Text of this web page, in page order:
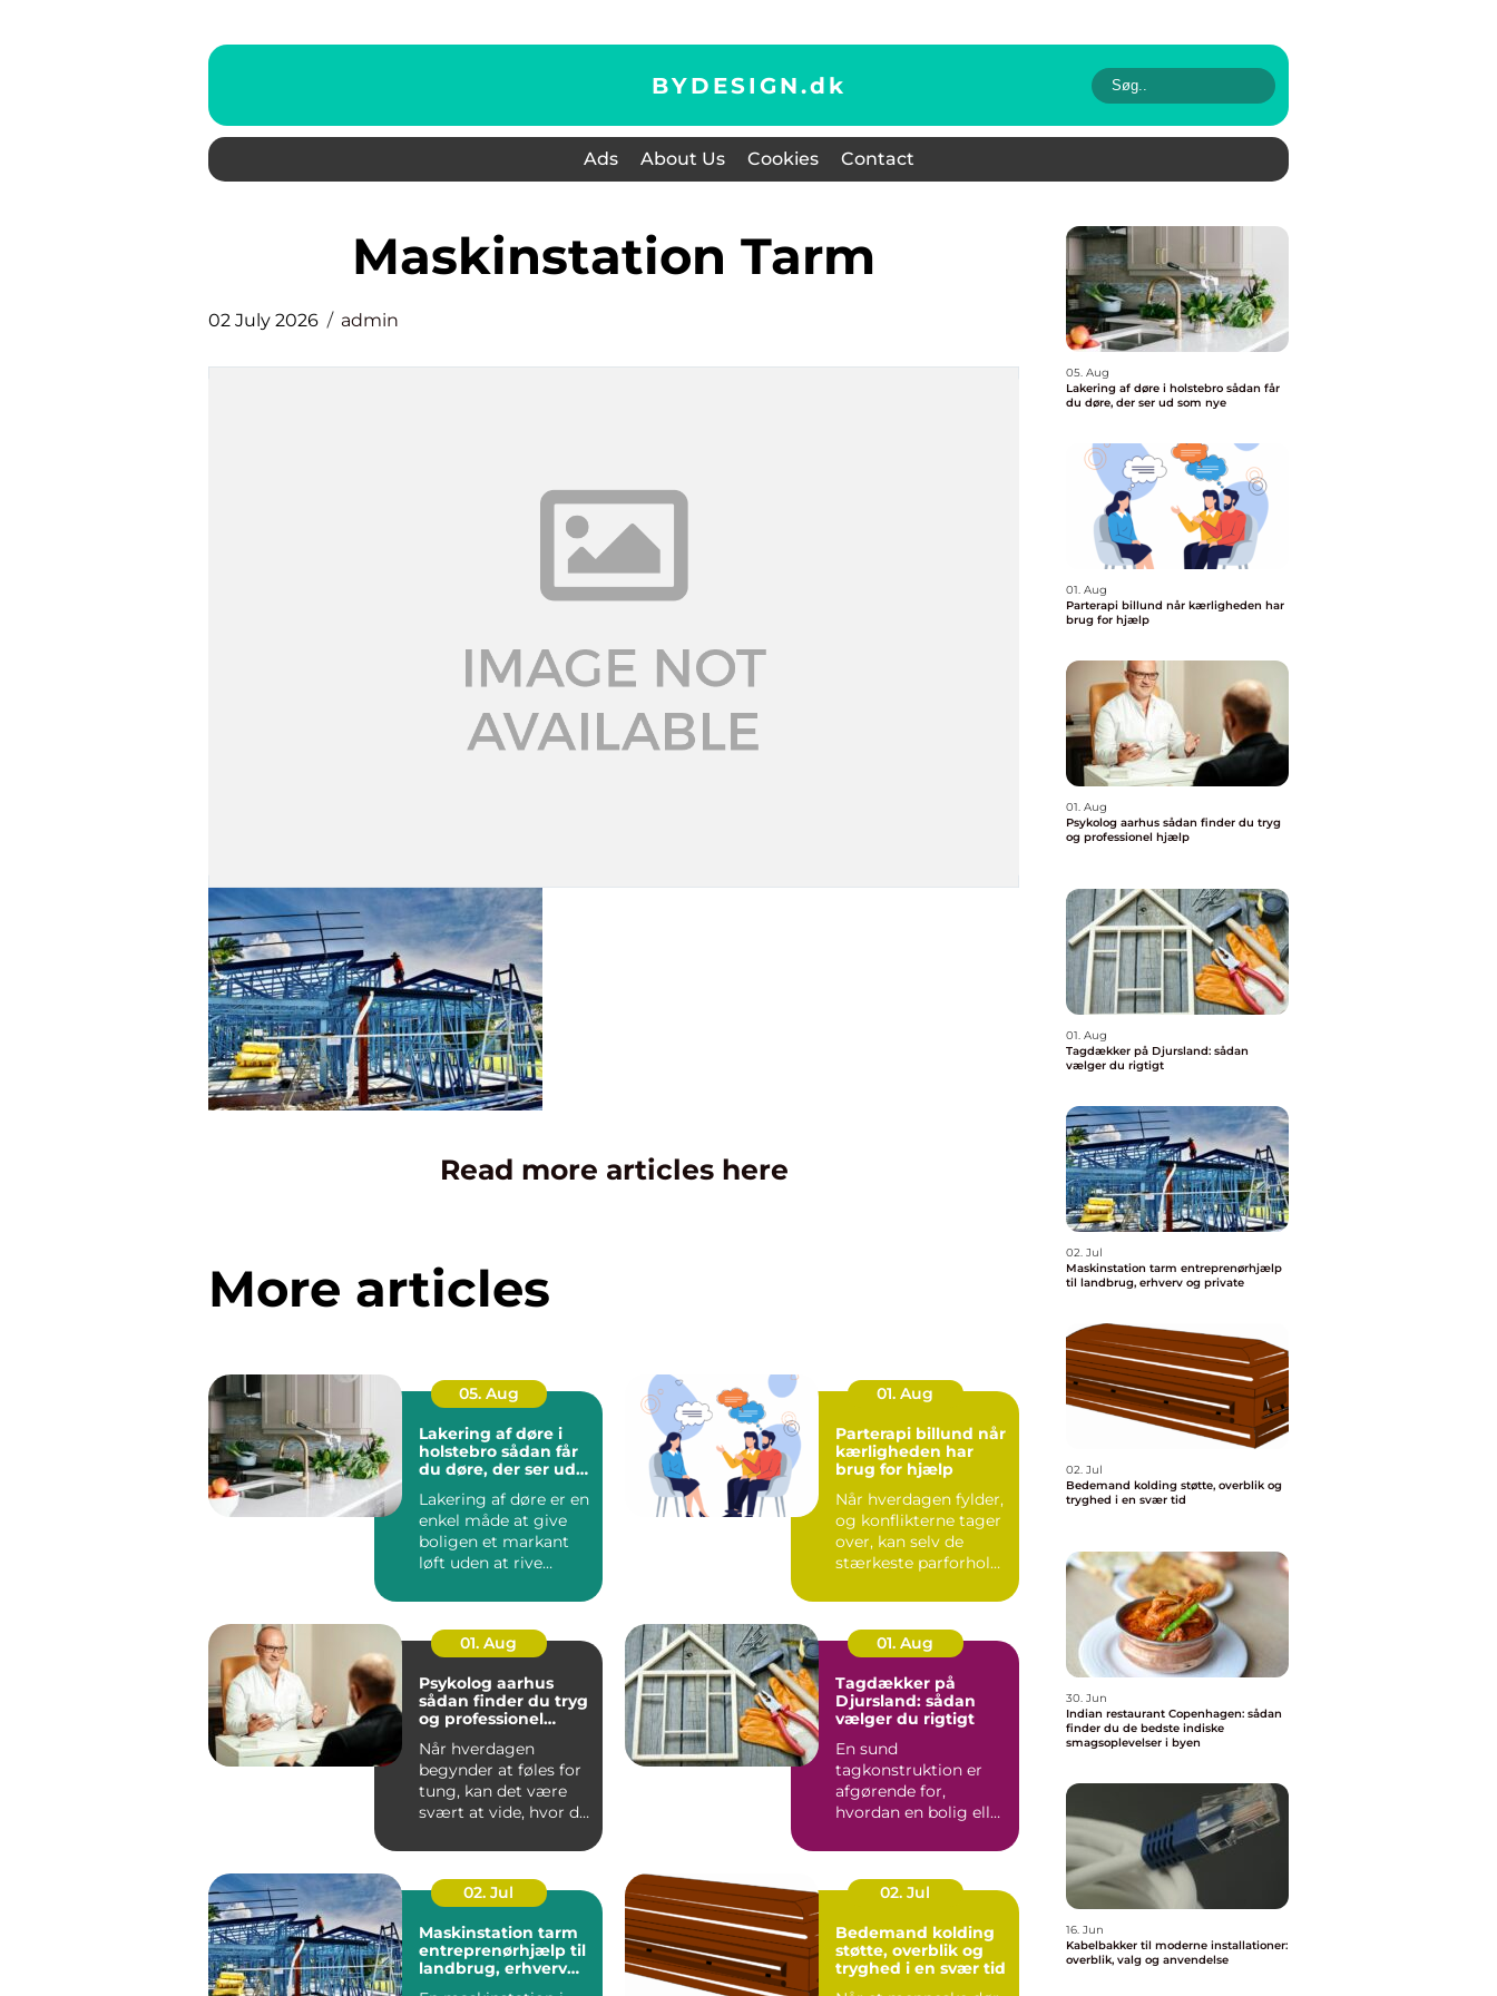
BYDESIGN.dk
Ads About Us Cookies Contact
Maskinstation Tarm
02 July 2026 admin
Read more articles here
More articles
05. Aug
Lakering af døre i
holstebro sådan får
du døre, der ser ud
Lakering af døre er en
enkel måde at give
boligen et markant
løft uden at rive
...
01. Aug
Parterapi billund når
kærligheden har
brug for hjælp
Når hverdagen fylder,
og konflikterne tager
over, kan selv de
stærkeste parforhold
01. Aug
Psykolog aarhus
sådan finder du tryg
og professionel
Når hverdagen
begynder at føles for
tung, kan det være
svært at vide, hvor du
går...
01. Aug
Tagdækker på
Djursland: sådan
vælger du rigtigt
En sund
tagkonstruktion er
afgørende for,
hvordan en bolig eller
holder til v...
02. Jul
Maskinstation tarm
entreprenørhjælp til
landbrug, erhverv
02. Jul
Bedemand kolding
støtte, overblik og
tryghed i en svær tid
05. Aug
Lakering af døre i holstebro sådan får
du døre, der ser ud som nye
01. Aug
Parterapi billund når kærligheden har
brug for hjælp
01. Aug
Psykolog aarhus sådan finder du tryg
og professionel hjælp
01. Aug
Tagdækker på Djursland: sådan
vælger du rigtigt
02. Jul
Maskinstation tarm entreprenørhjælp
til landbrug, erhverv og private
02. Jul
Bedemand kolding støtte, overblik og
tryghed i en svær tid
30. Jun
Indian restaurant Copenhagen: sådan
finder du de bedste indiske
smagsoplevelser i byen
16. Jun
Kabelbakker til moderne installationer:
overblik, valg og anvendelse